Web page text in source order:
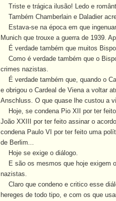
Triste e trágica ilusão! Ledo e
Também Chamberlain e Daladier
Estava-se na época em que
Munich que trouxe a guerra de 1939.
É verdade também que muitos
Como é verdade também que o
crimes nazistas.
É verdade também que, quando o
e obrigou o Cardeal de Viena a voltar
Anschluss. O que quase lhe custou a
Hoje, se condena Pio XII por ter
João XXIII por ter feito assinar o
condena Paulo VI por ter feito uma
de Berlim...
Hoje se exige o diálogo.
E são os mesmos que hoje exigem
nazistas.
Claro que condeno e critico esse
hereges de todo tipo, e com os que